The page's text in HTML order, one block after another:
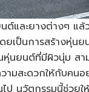
และยางต่างๆ แ
เป็นการสร้างหุ่นย
หุ่นยนต์ที่มีผิวนุ่ม
ามสะดวกให้กับคน
ป นวัตกรรมนี้ช่วย